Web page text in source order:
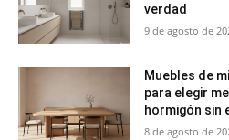
verdad
9 de agosto de
Muebles de
para elegir
hormigón sin
8 de agosto de